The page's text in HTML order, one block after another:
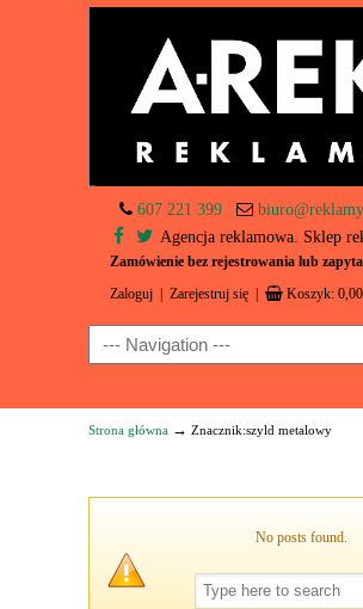
607 221 399
Agencja reklamowa. Sklep
Zamówienie bez rejestrowania lub
Zaloguj Zarejestruj się Koszyk: 0,00
Navigation
Strona główna → Znacznik:szyld metalowy
No posts found.